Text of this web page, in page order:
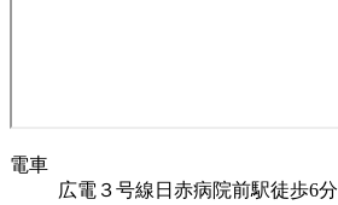
電車
広電３号線日赤病院前駅徒歩6分